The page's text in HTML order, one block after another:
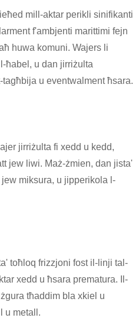
mill-aktar perikli sinifikanti
f'ambjenti marittimi fejn
huwa komuni. Wajers li
ħabel, u dan jirriżulta
u eventwalment ħsara.
jirriżulta fi xedd u kedd,
jew liwi. Maż-żmien, dan jista'
miksura, u jipperikola l-
toħloq frizzjoni fost il-linji tal-
xedd u ħsara prematura. Il-
tħaddim bla xkiel u
u metall.